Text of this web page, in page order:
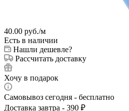
40.00 руб./м
Есть в наличии
Нашли дешевле?
Рассчитать доставку
Хочу в подарок
Самовывоз сегодня - бесплатно
Доставка завтра - 390 ₽